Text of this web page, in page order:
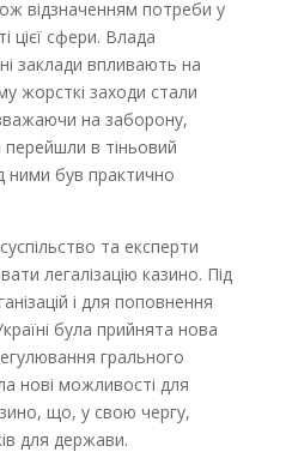
відзначенням потреби у
цієї сфери. Влада
заклади впливають на
жорсткі заходи стали
на заборону,
перейшли в тіньовий
ними був практично
та експерти
легалізацію казино. Під
і для поповнення
була прийнята нова
грального
нові можливості для
що, у свою чергу,
для держави.